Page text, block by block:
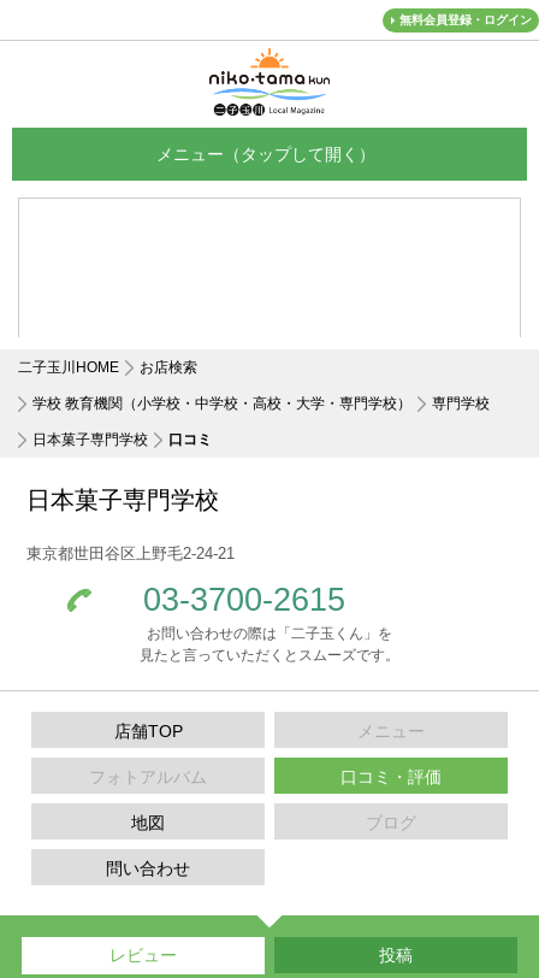
無料会員登録・ログイン
二子玉川HOME お店検索
学校 教育機関（小学校・中学校・高校・大学・専門学校） 専門学校
日本菓子専門学校 口コミ
日本菓子専門学校
東京都世田谷区上野毛2-24-21
03-3700-2615
お問い合わせの際は「二子玉くん」を
見たと言っていただくとスムーズです。
店舗TOP メニュー
フォトアルバム 口コミ・評価
地図 ブログ
問い合わせ
レビュー 投稿
メニュー